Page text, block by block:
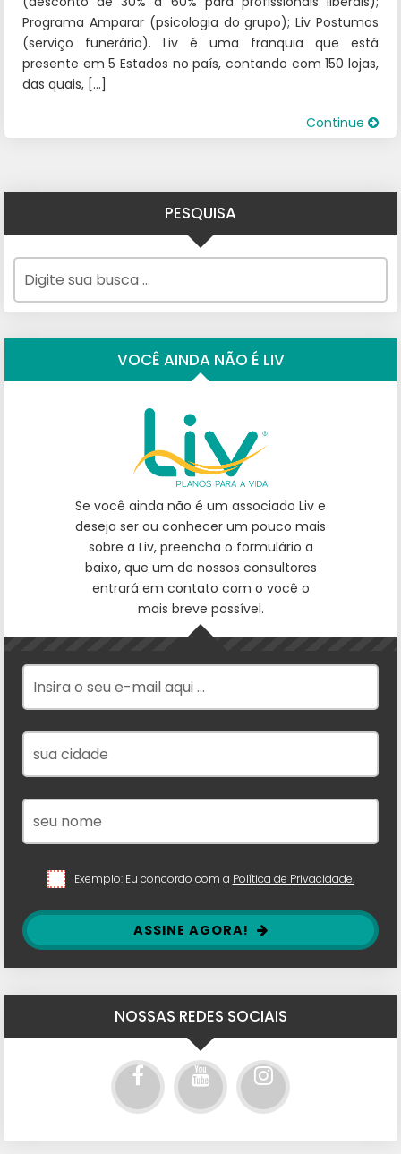
Programa Amparar (psicologia do grupo); Liv Postumos
(serviço funerário). Liv é uma franquia que está
presente em 5 Estados no país, contando com 150 lojas,
das quais, […]
Continue
PESQUISA
VOCÊ AINDA NÃO É LIV
Se você ainda não é um associado Liv e
deseja ser ou conhecer um pouco mais
sobre a Liv, preencha o formulário a
baixo, que um de nossos consultores
entrará em contato com o você o
mais breve possível.
Exemplo: Eu concordo com a Política de Privacidade.
ASSINE AGORA!
NOSSAS REDES SOCIAIS